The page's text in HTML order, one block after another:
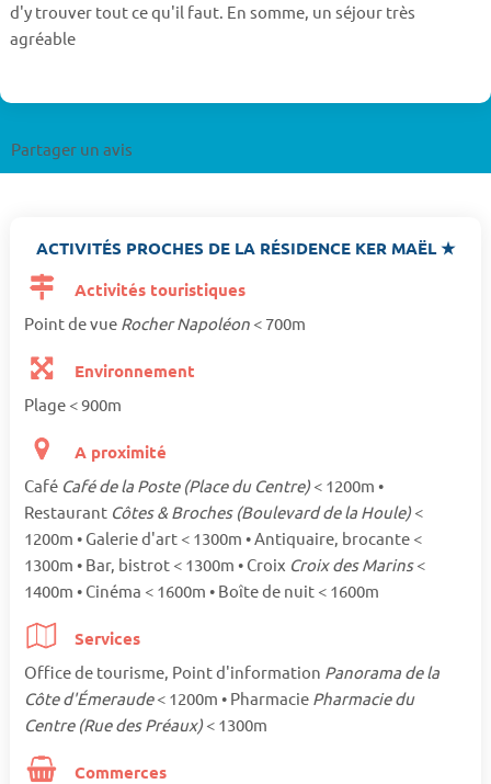
d'y trouver tout ce qu'il faut. En somme, un séjour très
agréable
Partager un avis
ACTIVITÉS PROCHES DE LA RÉSIDENCE KER MAËL ★
Activités touristiques
Point de vue Rocher Napoléon < 700m
Environnement
Plage < 900m
A proximité
Café Café de la Poste (Place du Centre) < 1200m •
Restaurant Côtes & Broches (Boulevard de la Houle) <
1200m • Galerie d'art < 1300m • Antiquaire, brocante <
1300m • Bar, bistrot < 1300m • Croix Croix des Marins<
1400m • Cinéma < 1600m • Boîte de nuit < 1600m
Services
Office de tourisme, Point d'information Panorama de la
Côte d'Émeraude< 1200m • Pharmacie Pharmacie du
Centre (Rue des Préaux) < 1300m
Commerces